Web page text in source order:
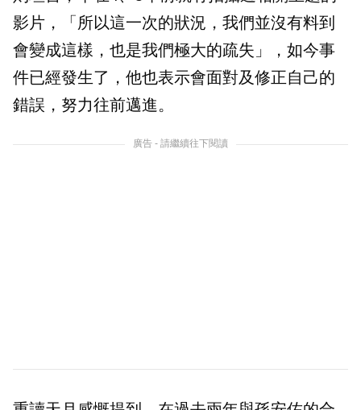
影片，「所以這一次的狀況，我們並沒有料到
會變成這樣，也是我們極大的疏失」，如今事
件已經發生了，他也表示會面對及修正自己的
錯誤，努力往前邁進。
廣告 - 請繼續往下閱讀